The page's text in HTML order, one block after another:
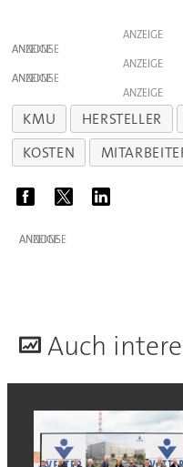
ANZEIGE
ANZEIGE
ANZEIGE
ANZEIGE
ANZEIGE
KMU HERSTELLER
KOSTEN
ANZEIGE
Auch